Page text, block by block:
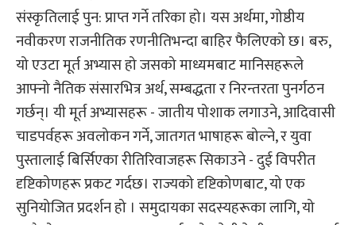
संस्कृतिलाई पुन: प्राप्त गर्ने तरिका हो। यस अर्थमा, गोष्ठीय
नवीकरण राजनीतिक रणनीतिभन्दा बाहिर फैलिएको छ। बरु,
यो एउटा मूर्त अभ्यास हो जसको माध्यमबाट मानिसहरूले
आफ्नो नैतिक संसारभित्र अर्थ, सम्बद्धता र निरन्तरता पुनर्गठन
गर्छन्। यी मूर्त अभ्यासहरू - जातीय पोशाक लगाउने, आदिवासी
चाडपर्वहरू अवलोकन गर्ने, जातगत भाषाहरू बोल्ने, र युवा
पुस्तालाई बिर्सिएका रीतिरिवाजहरू सिकाउने - दुई विपरीत
दृष्टिकोणहरू प्रकट गर्दछ। राज्यको दृष्टिकोणबाट, यो एक
सुनियोजित प्रदर्शन हो । समुदायका सदस्यहरूका लागि, यो